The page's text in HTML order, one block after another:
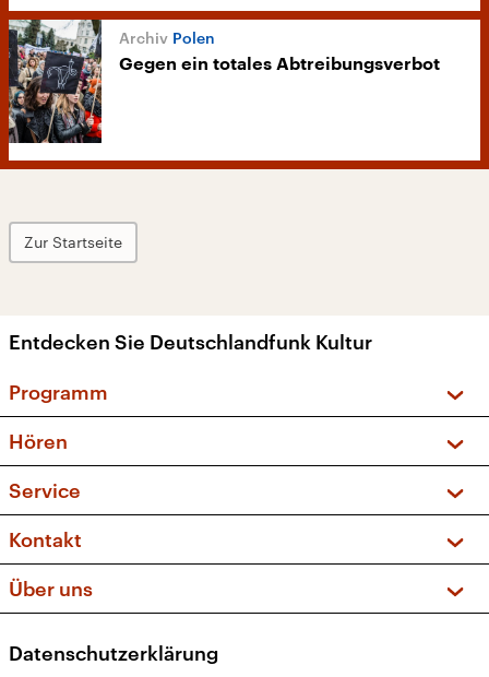
Polen
Gegen ein totales Abtreibungsverbot
Zur Startseite
Entdecken Sie Deutschlandfunk Kultur
Programm
Sendungen und Podcasts
Musikliste
Kakadu – Das Kinderprogramm
Hören
Frequenzen (UKW + DAB+)
Service
FAQ
Apps
Newsletter
Kontakt
Social Media
Über uns
Presse
Datenschutzerklärung